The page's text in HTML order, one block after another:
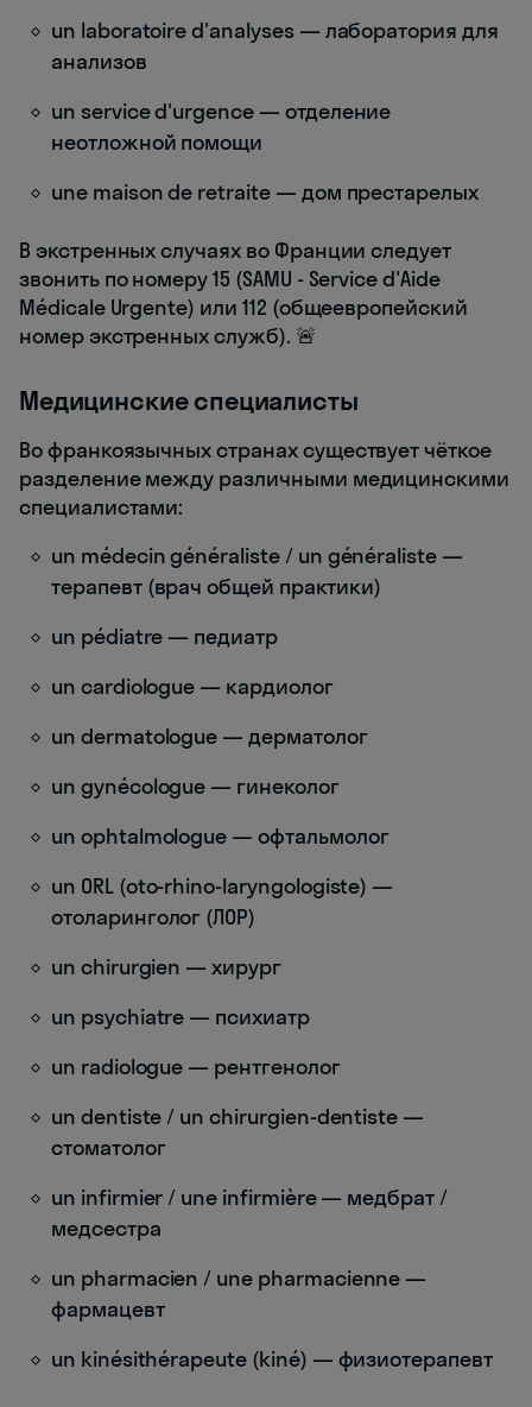
un laboratoire d'analyses — лаборатория для
анализов
un service d'urgence — отделение
неотложной помощи
une maison de retraite — дом престарелых
В экстренных случаях во Франции следует
звонить по номеру 15 (SAMU - Service d'Aide
Médicale Urgente) или 112 (общеевропейский
номер экстренных служб). 🚨
Медицинские специалисты
Во франкоязычных странах существует чёткое
разделение между различными медицинскими
специалистами:
un médecin généraliste / un généraliste —
терапевт (врач общей практики)
un pédiatre — педиатр
un cardiologue — кардиолог
un dermatologue — дерматолог
un gynécologue — гинеколог
un ophtalmologue — офтальмолог
un ORL (oto-rhino-laryngologiste) —
отоларинголог (ЛОР)
un chirurgien — хирург
un psychiatre — психиатр
un radiologue — рентгенолог
un dentiste / un chirurgien-dentiste —
стоматолог
un infirmier / une infirmière — медбрат /
медсестра
un pharmacien / une pharmacienne —
фармацевт
un kinésithérapeute (kiné) — физиотерапевт